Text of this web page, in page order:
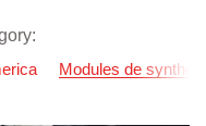
Modules de